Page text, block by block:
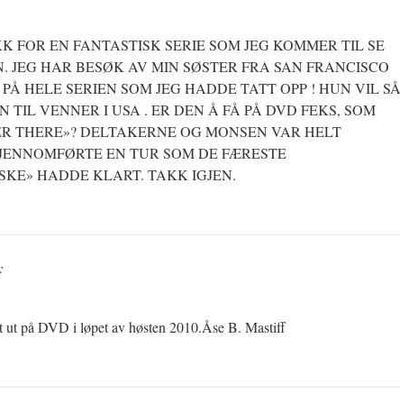
FOR EN FANTASTISK SERIE SOM JEG KOMMER TIL SE
JEG HAR BESØK AV MIN SØSTER FRA SAN FRANCISCO
HELE SERIEN SOM JEG HADDE TATT OPP ! HUN VIL SÅ
TIL VENNER I USA . ER DEN Å FÅ PÅ DVD FEKS, SOM
THERE»? DELTAKERNE OG MONSEN VAR HELT
EN TUR SOM DE FÆRESTE
HADDE KLART. TAKK IGJEN.
på DVD i løpet av høsten 2010.Åse B. Mastiff